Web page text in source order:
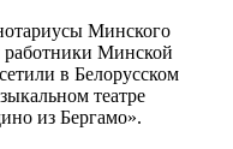
Минского
работники Минской
в Белорусском
театре
из Бергамо».